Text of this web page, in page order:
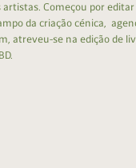
Começou por editar
da criação cénica,
atreveu-se na edição de